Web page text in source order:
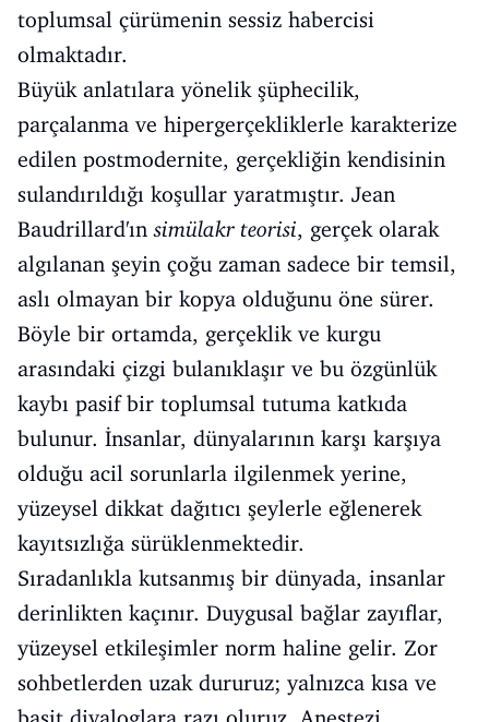
toplumsal çürümenin sessiz habercisi
olmaktadır.
Büyük anlatılara yönelik şüphecilik,
parçalanma ve hipergerçekliklerle karakterize
edilen postmodernite, gerçekliğin kendisinin
sulandırıldığı koşullar yaratmıştır. Jean
Baudrillard'ınsimülakr teorisi, gerçek olarak
algılanan şeyin çoğu zaman sadece bir temsil,
aslı olmayan bir kopya olduğunu öne sürer.
Böyle bir ortamda, gerçeklik ve kurgu
arasındaki çizgi bulanıklaşır ve bu özgünlük
kaybı pasif bir toplumsal tutuma katkıda
bulunur. İnsanlar, dünyalarının karşı karşıya
olduğu acil sorunlarla ilgilenmek yerine,
yüzeysel dikkat dağıtıcı şeylerle eğlenerek
kayıtsızlığa sürüklenmektedir.
Sıradanlıkla kutsanmış bir dünyada, insanlar
derinlikten kaçınır. Duygusal bağlar zayıflar,
yüzeysel etkileşimler norm haline gelir. Zor
sohbetlerden uzak dururuz; yalnızca kısa ve